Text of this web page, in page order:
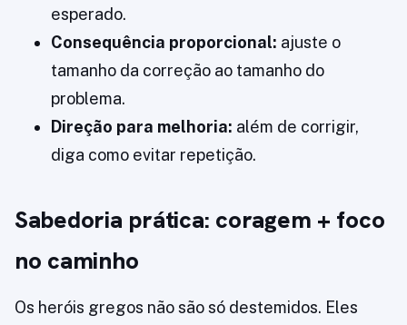
esperado.
Consequência proporcional: ajuste o
tamanho da correção ao tamanho do
problema.
Direção para melhoria: além de corrigir,
diga como evitar repetição.
Sabedoria prática: coragem + foco
no caminho
Os heróis gregos não são só destemidos. Eles